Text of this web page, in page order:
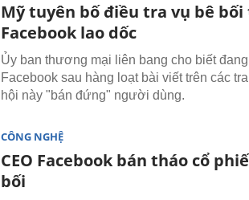
Mỹ tuyên bố điều tra vụ bê
Facebook lao dốc
Ủy ban thương mại liên bang cho biết
Facebook sau hàng loạt bài viết trên các
hội này "bán đứng" người dùng.
CÔNG NGHỆ
CEO Facebook bán tháo cổ
bối